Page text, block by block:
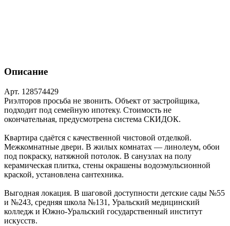
Описание
Арт. 128574429
Риэлторов просьба не звонить. Объект от застройщика,
подходит под семейную ипотеку. Стоимость не
окончательная, предусмотрена система СКИДОК.
Квартира сдаётся с качественной чистовой отделкой.
Межкомнатные двери. В жилых комнатах — линолеум, обои
под покраску, натяжной потолок. В санузлах на полу
керамическая плитка, стены окрашены водоэмульсионной
краской, установлена сантехника.
Выгодная локация. В шаговой доступности детские сады №55
и №243, средняя школа №131, Уральский медицинский
колледж и Южно-Уральский государственный институт
искусств.